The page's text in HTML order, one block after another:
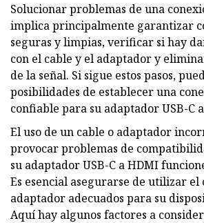
Solucionar problemas de una
implica principalmente garantizar
seguras y limpias, verificar si hay
con el cable y el adaptador y
de la señal. Si sigue estos pasos,
posibilidades de establecer una
confiable para su adaptador USB-C
El uso de un cable o adaptador
provocar problemas de
su adaptador USB-C a HDMI
Es esencial asegurarse de utilizar el
adaptador adecuados para su
Aquí hay algunos factores a